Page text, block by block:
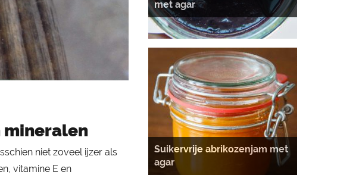
mineralen
niet zoveel ijzer als
vitamine E en
met agar
Suikervrije abrikozenjam met
agar